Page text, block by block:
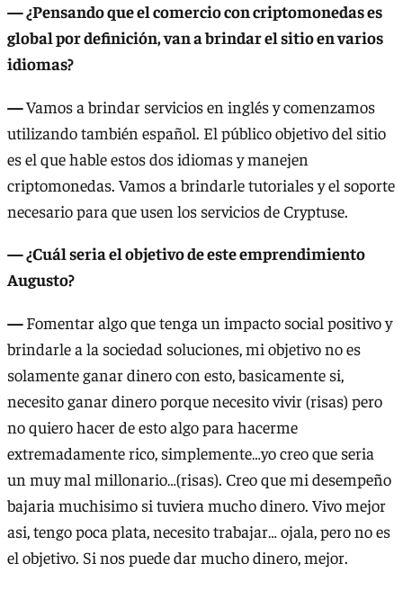
— ¿Pensando que el comercio con criptomonedas es
global por definición, van a brindar el sitio en varios
idiomas?
—Vamos a brindar servicios en inglés y comenzamos
utilizando también español. El público objetivo del sitio
es el que hable estos dos idiomas y manejen
criptomonedas. Vamos a brindarle tutoriales y el soporte
necesario para que usen los servicios de Cryptuse.
— ¿Cuál seria el objetivo de este emprendimiento
Augusto?
—Fomentar algo que tenga un impacto social positivo y
brindarle a la sociedad soluciones, mi objetivo no es
solamente ganar dinero con esto, basicamente si,
necesito ganar dinero porque necesito vivir (risas) pero
no quiero hacer de esto algo para hacerme
extremadamente rico, simplemente…yo creo que seria
un muy mal millonario…(risas). Creo que mi desempeño
bajaria muchisimo si tuviera mucho dinero. Vivo mejor
asi, tengo poca plata, necesito trabajar… ojala, pero no es
el objetivo. Si nos puede dar mucho dinero, mejor.